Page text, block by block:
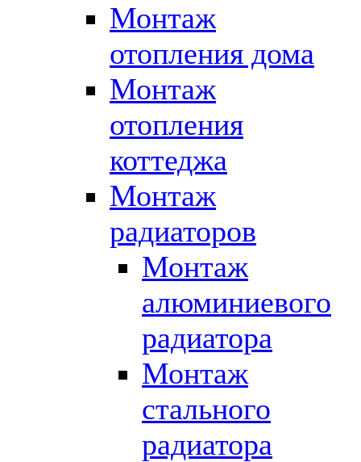
Монтаж
отопления дома
Монтаж
отопления
коттеджа
Монтаж
радиаторов
Монтаж
алюминиевого
радиатора
Монтаж
стального
радиатора